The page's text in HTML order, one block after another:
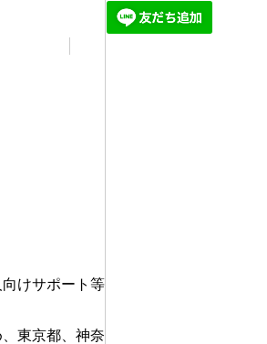
けサポート等
東京都、神奈